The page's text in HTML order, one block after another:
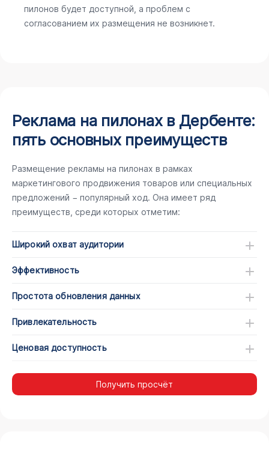
пилонов будет доступной, а проблем с
согласованием их размещения не возникнет.
Реклама на пилонах в Дербенте:
пять основных преимуществ
Размещение рекламы на пилонах в рамках
маркетингового продвижения товаров или специальных
предложений − популярный ход. Она имеет ряд
преимуществ, среди которых отметим:
Широкий охват аудитории
Эффективность
Простота обновления данных
Привлекательность
Ценовая доступность
Получить просчёт